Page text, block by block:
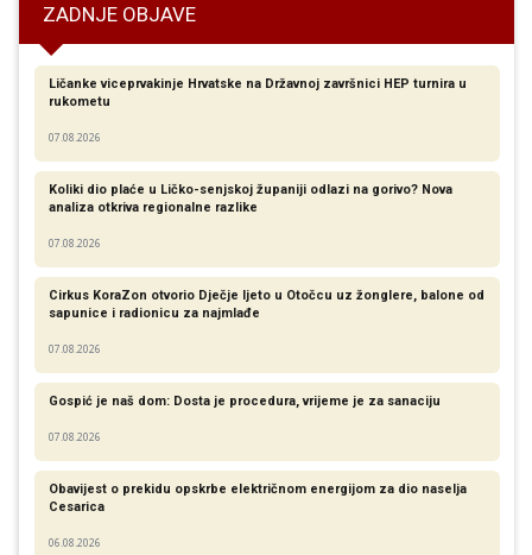
ZADNJE OBJAVE
Ličanke viceprvakinje Hrvatske na Državnoj završnici HEP turnira u
rukometu
07.08.2026
Koliki dio plaće u Ličko-senjskoj županiji odlazi na gorivo? Nova
analiza otkriva regionalne razlike​
07.08.2026
Cirkus KoraZon otvorio Dječje ljeto u Otočcu uz žonglere, balone od
sapunice i radionicu za najmlađe
07.08.2026
Gospić je naš dom: Dosta je procedura, vrijeme je za sanaciju
07.08.2026
Obavijest o prekidu opskrbe električnom energijom za dio naselja
Cesarica
06.08.2026